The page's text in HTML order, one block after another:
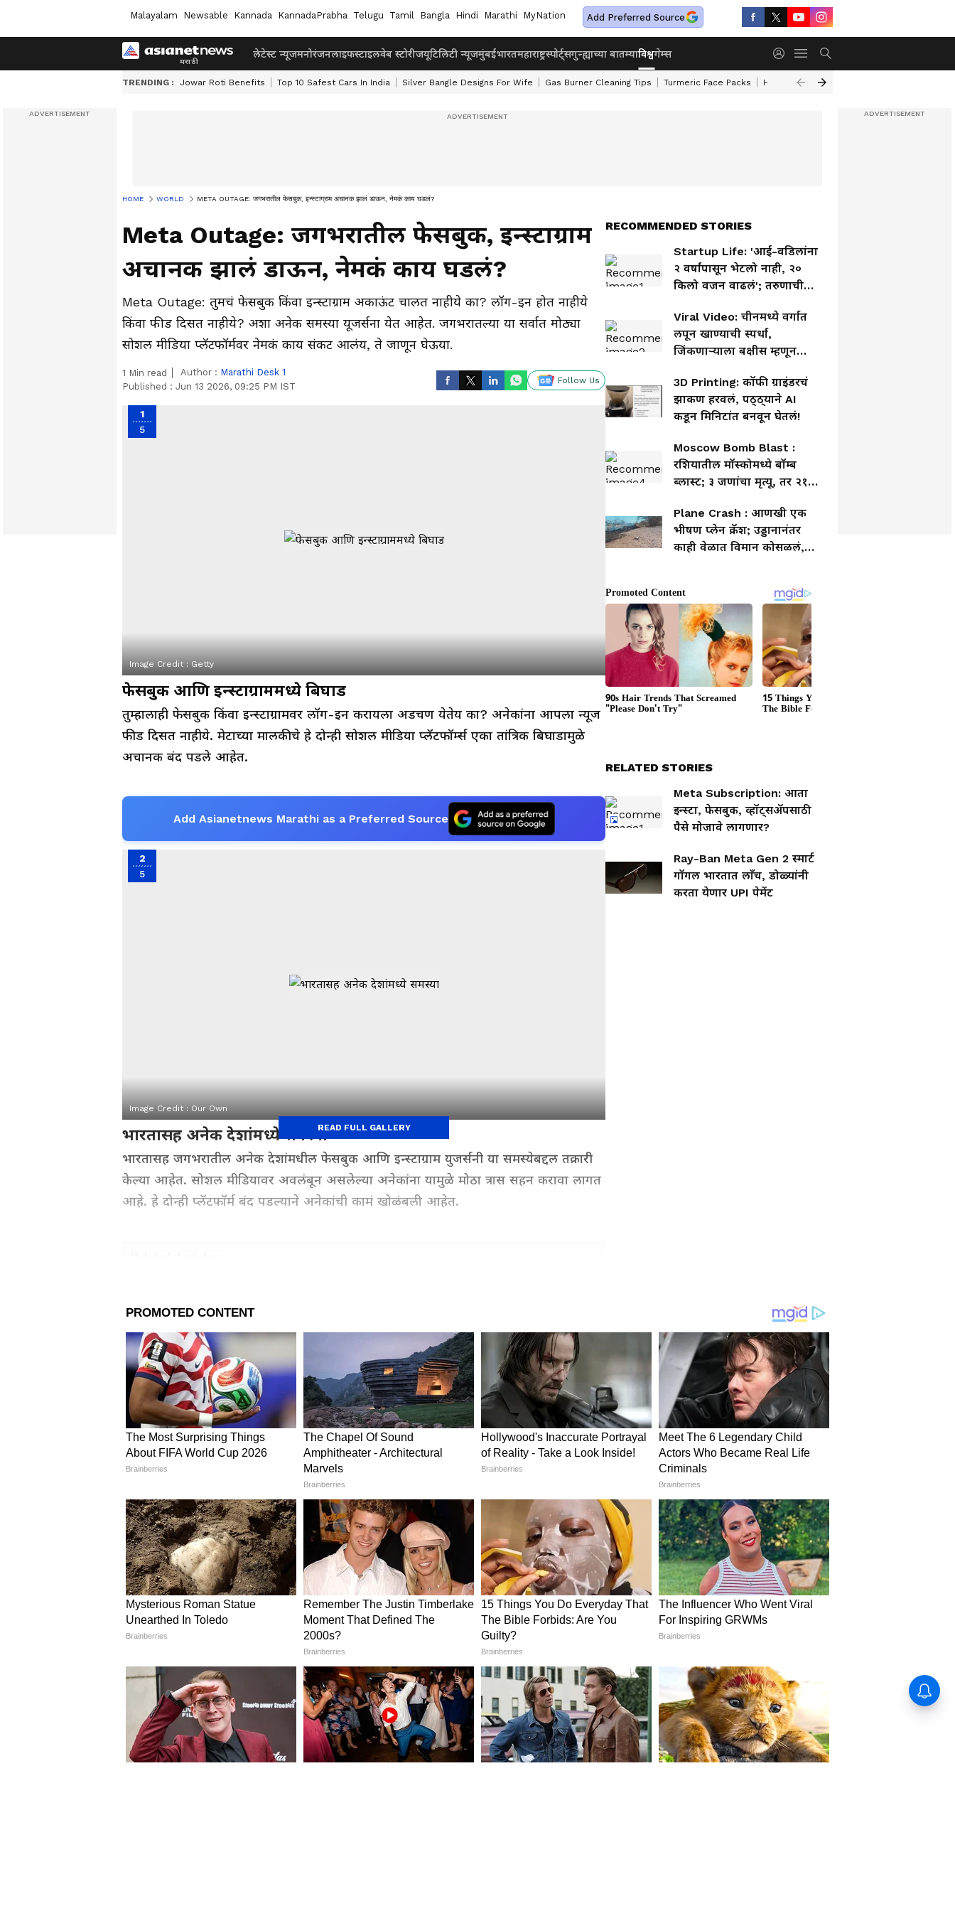
Malayalam Newsable Kannada KannadaPrabha Telugu Tamil Bangla Hindi Marathi MyNation Add Preferred Source
लेटेस्ट न्यूजमनोरंजनलाइफस्टाइलवेब स्टोरीजयूटिलिटी न्यूजमुंबईभारतमहाराष्ट्रस्पोर्ट्सगुन्ह्याच्या बातम्याविश्वगेम्स
TRENDING : Jowar Roti Benefits Top 10 Safest Cars In India Silver Bangle Designs For Wife Gas Burner Cleaning Tips Turmeric Face Packs Home Cleaning Tips
HOME WORLD META OUTAGE: जगभरातील फेसबुक, इन्स्टाग्राम अचानक झालं डाऊन, नेमकं काय घडलं?
Meta Outage: जगभरातील फेसबुक, इन्स्टाग्राम
अचानक झालं डाऊन, नेमकं काय घडलं?
Meta Outage: तुमचं फेसबुक किंवा इन्स्टाग्राम अकाऊंट चालत नाहीये का? लॉग-इन होत नाहीये
किंवा फीड दिसत नाहीये? अशा अनेक समस्या यूजर्सना येत आहेत. जगभरातल्या या सर्वात मोठ्या
सोशल मीडिया प्लॅटफॉर्मवर नेमकं काय संकट आलंय, ते जाणून घेऊया.
1 Min read Author : Marathi Desk 1
Published : Jun 13 2026, 09:25 PM IST
Follow Us
1
5
Image Credit : Getty
फेसबुक आणि इन्स्टाग्राममध्ये बिघाड
तुम्हालाही फेसबुक किंवा इन्स्टाग्रामवर लॉग-इन करायला अडचण येतेय का? अनेकांना आपला न्यूज
फीड दिसत नाहीये. मेटाच्या मालकीचे हे दोन्ही सोशल मीडिया प्लॅटफॉर्म्स एका तांत्रिक बिघाडामुळे
अचानक बंद पडले आहेत.
Add Asianetnews Marathi as a Preferred Source
2
5
Image Credit : Our Own
भारतासह अनेक देशांमध्ये समस्या
भारतासह जगभरातील अनेक देशांमधील फेसबुक आणि इन्स्टाग्राम युजर्सनी या समस्येबद्दल तक्रारी
केल्या आहेत. सोशल मीडियावर अवलंबून असलेल्या अनेकांना यामुळे मोठा त्रास सहन करावा लागत
आहे. हे दोन्ही प्लॅटफॉर्म बंद पडल्याने अनेकांची कामं खोळंबली आहेत.
फेसबुक, व्हॉट्सअ‍ॅपसाठी पैसे मोजावे
लागणार?
UPI पेमेंट
3
5
READ FULL GALLERY
RECOMMENDED STORIES
Startup Life: 'आई-वडिलांना
२ वर्षांपासून भेटलो नाही, २०
किलो वजन वाढलं'; तरुणाची
Viral Video: चीनमध्ये वर्गात
लपून खाण्याची स्पर्धा,
जिंकणाऱ्याला बक्षीस म्हणून
3D Printing: कॉफी ग्राइंडरचं
झाकण हरवलं, पठ्ठ्याने AI
कडून मिनिटांत बनवून घेतलं!
Moscow Bomb Blast :
रशियातील मॉस्कोमध्ये बॉम्ब
ब्लास्ट; ३ जणांचा मृत्यू, तर २१
Plane Crash : आणखी एक
भीषण प्लेन क्रॅश; उड्डानानंतर
काही वेळात विमान कोसळलं,
RELATED STORIES
Meta Subscription: आता
इन्स्टा, फेसबुक, व्हॉट्सअ‍ॅपसाठी
पैसे मोजावे लागणार?
Ray-Ban Meta Gen 2 स्मार्ट
गॉगल भारतात लाँच, डोळ्यांनी
करता येणार UPI पेमेंट